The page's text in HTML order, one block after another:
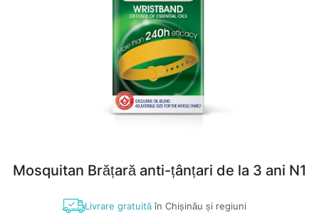
Mosquitan Brățară anti-țânțari de la 3 ani N1
Livrare gratuităîn Chișinău și regiuni